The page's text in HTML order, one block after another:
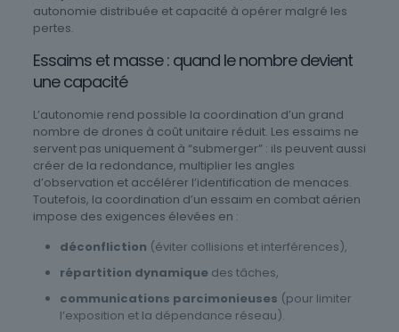
autonomie distribuée et capacité à opérer malgré les
pertes.
Essaims et masse : quand le nombre devient
une capacité
L’autonomie rend possible la coordination d’un grand
nombre de drones à coût unitaire réduit. Les essaims ne
servent pas uniquement à “submerger” : ils peuvent aussi
créer de la redondance, multiplier les angles
d’observation et accélérer l’identification de menaces.
Toutefois, la coordination d’un essaim en combat aérien
impose des exigences élevées en :
déconfliction (éviter collisions et interférences),
répartition dynamiquedes tâches,
communications parcimonieuses (pour limiter
l’exposition et la dépendance réseau).